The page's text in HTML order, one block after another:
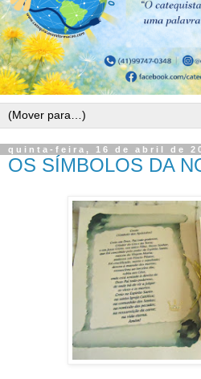
quinta-feira, 16 de abril de
OS SÍMBOLOS DA